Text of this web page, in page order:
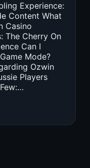
Experience:
Content What
Casino
The Cherry On
Can I
Mode?
Ozwin
Players